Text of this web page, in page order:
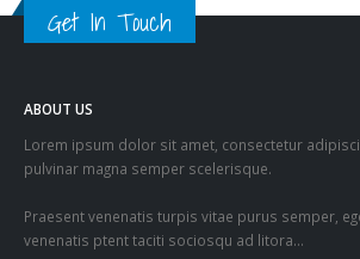
Get In Touch
ABOUT US
Lorem ipsum dolor sit amet, consectetur
pulvinar magna semper scelerisque.
Praesent venenatis turpis vitae purus semper,
venenatis ptent taciti sociosqu ad litora…